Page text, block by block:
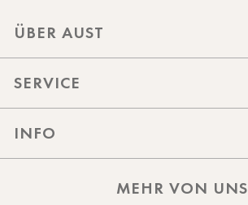
ÜBER AUST
SERVICE
INFO
MEHR VON UNS